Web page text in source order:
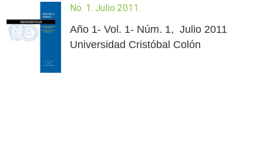
No. 1. Julio 2011.
Año 1- Vol. 1- Núm. 1, Julio 2011
Universidad Cristóbal Colón